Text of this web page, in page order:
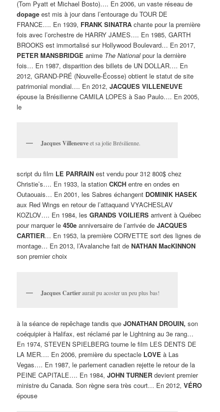
(Tom Pyatt et Michael Bosto)…. En 2006, un vaste réseau de
dopage est mis à jour dans l’entourage du TOUR DE
FRANCE…. En 1939, FRANK SINATRA chante pour la première
fois avec l’orchestre de HARRY JAMES…. En 1985, GARTH
BROOKS est immortalisé sur Hollywood Boulevard… En 2017,
PETER MANSBRIDGE anime The Nationalpour la dernière
fois… En 1987, disparition des billets de UN DOLLAR…. En
2012, GRAND-PRÉ (Nouvelle-Écosse) obtient le statut de site
patrimonial mondial…. En 2012,JACQUES VILLENEUVE
épouse la Brésilienne CAMILA LOPES à Sao Paulo…. En 2005,
le
Jacques Villeneuveet sa jolie Brésilienne.
script du film LE PARRAIN est vendu pour 312 800$ chez
Christie’s…. En 1933, la stationCKCH entre en ondes en
Outaouais… En 2001, les Sabres échangent DOMINIK HASEK
aux Red Wings en retour de l’attaquand VYACHESLAV
KOZLOV…. En 1984, lesGRANDS VOILIERS arrivent à Québec
pour marquer le450e anniversaire de l’arrivée deJACQUES
CARTIER… En 1953, la première CORVETTE sort des lignes de
montage… En 2013, l’Avalanche fait deNATHAN MacKINNON
son premier choix
Jacques Cartieraurait pu acoster un peu plus bas!
à la séance de repêchage tandis queJONATHAN DROUIN, son
coéquipier à Halifax, est réclamé par le Lightning au 3e rang…
En 1974, STEVEN SPIELBERG tourne le film LES DENTS DE
LA MER…. En 2006, première du spectacle LOVE à Las
Vegas…. En 1987, le parlement canadien rejette le retour de la
PEINE CAPITALE…. En 1984,JOHN TURNER devient premier
ministre du Canada. Son règne sera très court… En 2012,VÉRO
épouse